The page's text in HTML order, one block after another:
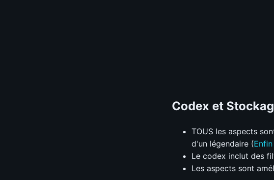
Codex et
TOUS les aspects
d'un légendaire (
Le codex inclut des
Les aspects sont